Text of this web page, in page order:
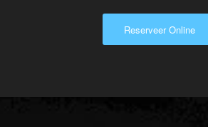
Reserveer Online